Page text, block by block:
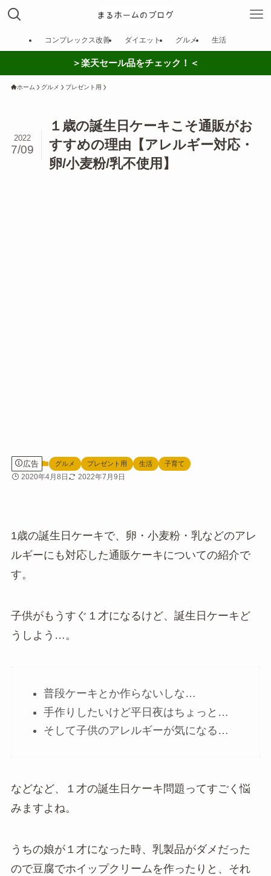
コンプレックス改善 ダイエット グルメ 生活
＞楽天セール品をチェック！＜
ホーム グルメ プレゼント用
１歳の誕生日ケーキこそ通販がお
すすめの理由【アレルギー対応・
卵/小麦粉/乳不使用】
2022
7/09
広告 グルメ プレゼント用 生活 子育て
2020年4月8日 2022年7月9日
1歳の誕生日ケーキで、卵・小麦粉・乳などのアレ
ルギーにも対応した通販ケーキについての紹介で
す。
子供がもうすぐ１才になるけど、誕生日ケーキど
うしよう…。
普段ケーキとか作らないしな…
手作りしたいけど平日夜はちょっと…
そして子供のアレルギーが気になる…
などなど、１才の誕生日ケーキ問題ってすごく悩
みますよね。
うちの娘が１才になった時、乳製品がダメだった
ので豆腐でホイップクリームを作ったりと、それ